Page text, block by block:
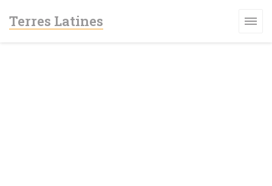
Terres Latines